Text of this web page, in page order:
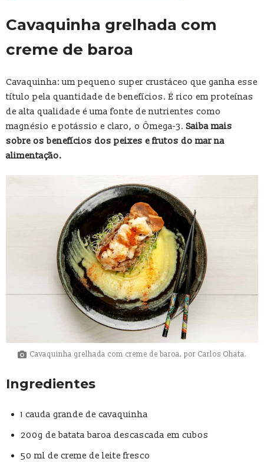
Cavaquinha grelhada com
creme de baroa
Cavaquinha: um pequeno super crustáceo que ganha esse
título pela quantidade de benefícios. É rico em proteínas
de alta qualidade é uma fonte de nutrientes como
magnésio e potássio e claro, o Ômega-3.Saiba mais
sobre os benefícios dos peixes e frutos do mar na
alimentação.
Cavaquinha grelhada com creme de baroa, por Carlos Ohata.
Ingredientes
1 cauda grande de cavaquinha
200g de batata baroa descascada em cubos
50 ml de creme de leite fresco